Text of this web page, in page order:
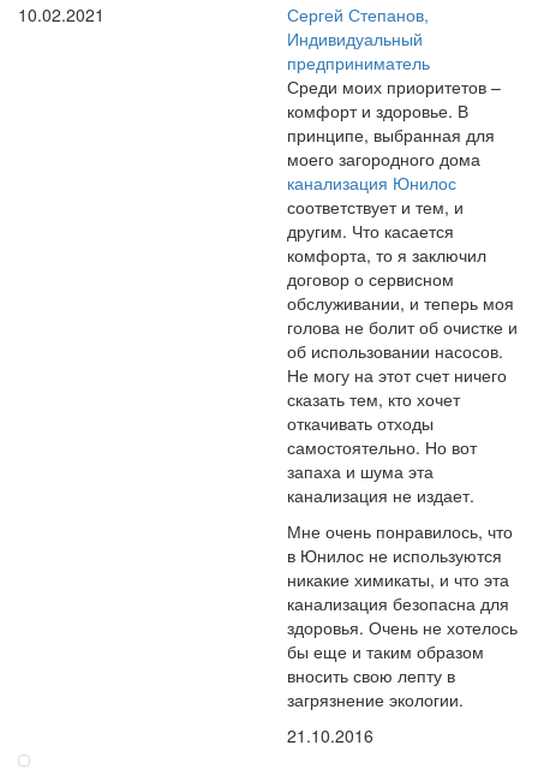
10.02.2021
Сергей Степанов,
Индивидуальный
предприниматель
Среди моих приоритетов –
комфорт и здоровье. В
принципе, выбранная для
моего загородного дома
канализация Юнилос
соответствует и тем, и
другим. Что касается
комфорта, то я заключил
договор о сервисном
обслуживании, и теперь моя
голова не болит об очистке и
об использовании насосов.
Не могу на этот счет ничего
сказать тем, кто хочет
откачивать отходы
самостоятельно. Но вот
запаха и шума эта
канализация не издает.
Мне очень понравилось, что
в Юнилос не используются
никакие химикаты, и что эта
канализация безопасна для
здоровья. Очень не хотелось
бы еще и таким образом
вносить свою лепту в
загрязнение экологии.
21.10.2016